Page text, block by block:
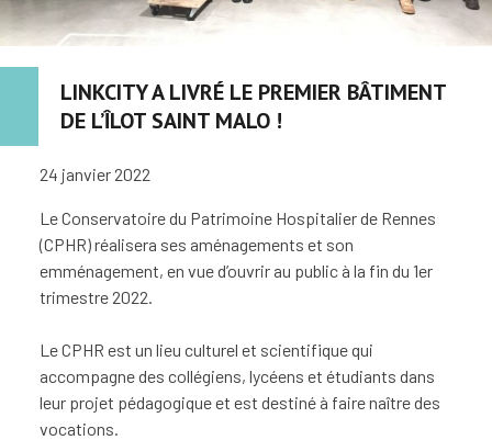
LINKCITY A LIVRÉ LE PREMIER BÂTIMENT
DE L’ÎLOT SAINT MALO !
24 janvier 2022
Le Conservatoire du Patrimoine Hospitalier de Rennes
(CPHR) réalisera ses aménagements et son
emménagement, en vue d’ouvrir au public à la fin du 1er
trimestre 2022.
Le CPHR est un lieu culturel et scientifique qui
accompagne des collégiens, lycéens et étudiants dans
leur projet pédagogique et est destiné à faire naître des
vocations.